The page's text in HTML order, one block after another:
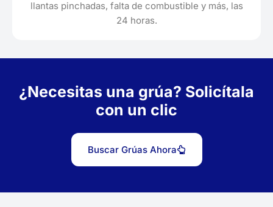
llantas pinchadas, falta de combustible y más, las
24 horas.
¿Necesitas una grúa? Solicítala
con un clic
Buscar Grúas Ahora